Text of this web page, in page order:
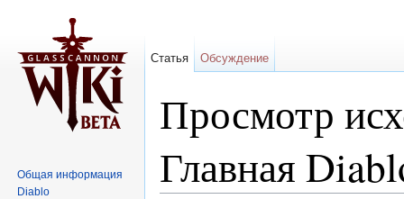
Просмотр
Главная
Статья Обсуждение
Общая информация
Diablo